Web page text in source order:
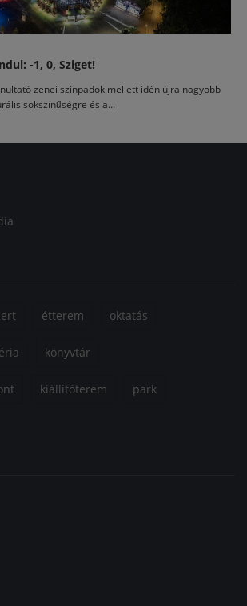
-1, 0, Sziget!
zenei színpadok mellett idén újra nagyobb
sokszínűségre és a...
étterem oktatás
könyvtár
kiállítóterem park